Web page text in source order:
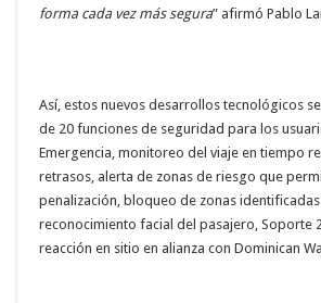
forma cada vez más segura” afirmó Pablo
Así, estos nuevos desarrollos tecnológicos
de 20 funciones de seguridad para los
Emergencia, monitoreo del viaje en tiempo
retrasos, alerta de zonas de riesgo que
penalización, bloqueo de zonas
reconocimiento facial del pasajero, Soporte
reacción en sitio en alianza con Dominican